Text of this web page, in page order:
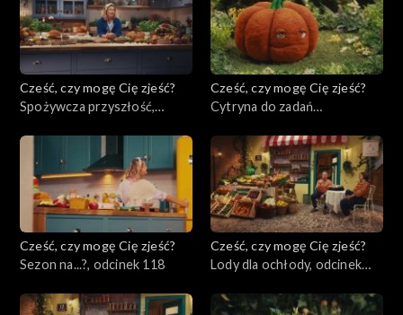
Cześć, czy mogę Cię zjeść?
Spożywcza przyszłość,
Cześć, czy mogę Cię zjeść?
Cytryna do zadań
Cześć, czy mogę Cię zjeść?
Sezon na...?, odcinek 118
Cześć, czy mogę Cię zjeść?
Lody dla ochłody, odcinek